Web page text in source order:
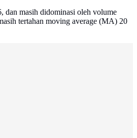
dan masih didominasi oleh volume
tertahan moving average (MA) 20